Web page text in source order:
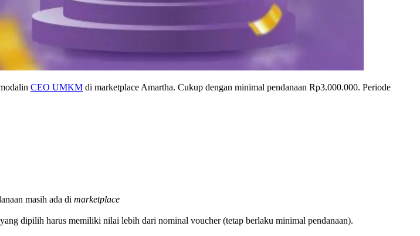
CEO UMKM di marketplace Amartha. Cukup dengan minimal pendanaan Rp3.000.000. Periode
masih ada di marketplace
dipilih harus memiliki nilai lebih dari nominal voucher (tetap berlaku minimal pendanaan).